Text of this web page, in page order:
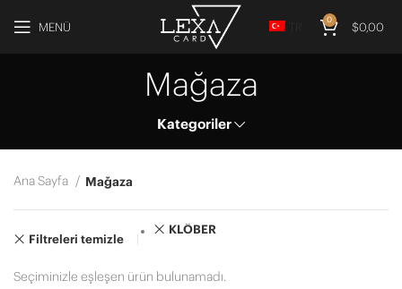
MENÜ
0
$0,00
Mağaza
Kategoriler
Ana Sayfa Mağaza
Filtreleri temizle
KLÖBER
Seçiminizle eşleşen ürün bulunamadı.